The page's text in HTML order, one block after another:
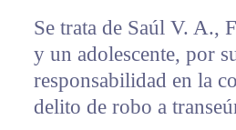
Se trata de Saúl V. A.,
y un adolescente, por
responsabilidad en la
delito de robo a